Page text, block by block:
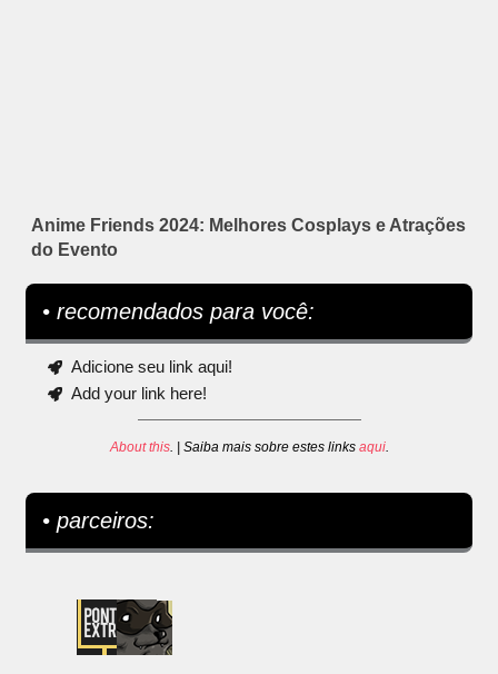
Anime Friends 2024: Melhores Cosplays e Atrações
do Evento
• recomendados para você:
Adicione seu link aqui!
Add your link here!
About this. | Saiba mais sobre estes links aqui.
• parceiros: